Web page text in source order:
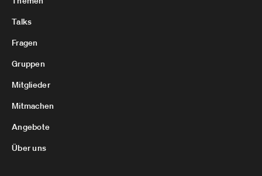
Talks
Fragen
Gruppen
Mitglieder
Mitmachen
Angebote
Über uns